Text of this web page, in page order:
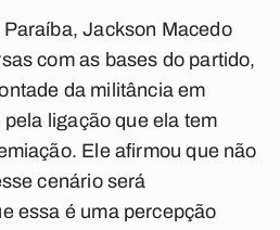
Jackson Macedo
com as bases do partido,
da militância em
ligação que ela tem
Ele afirmou que não
cenário será
essa é uma percepção